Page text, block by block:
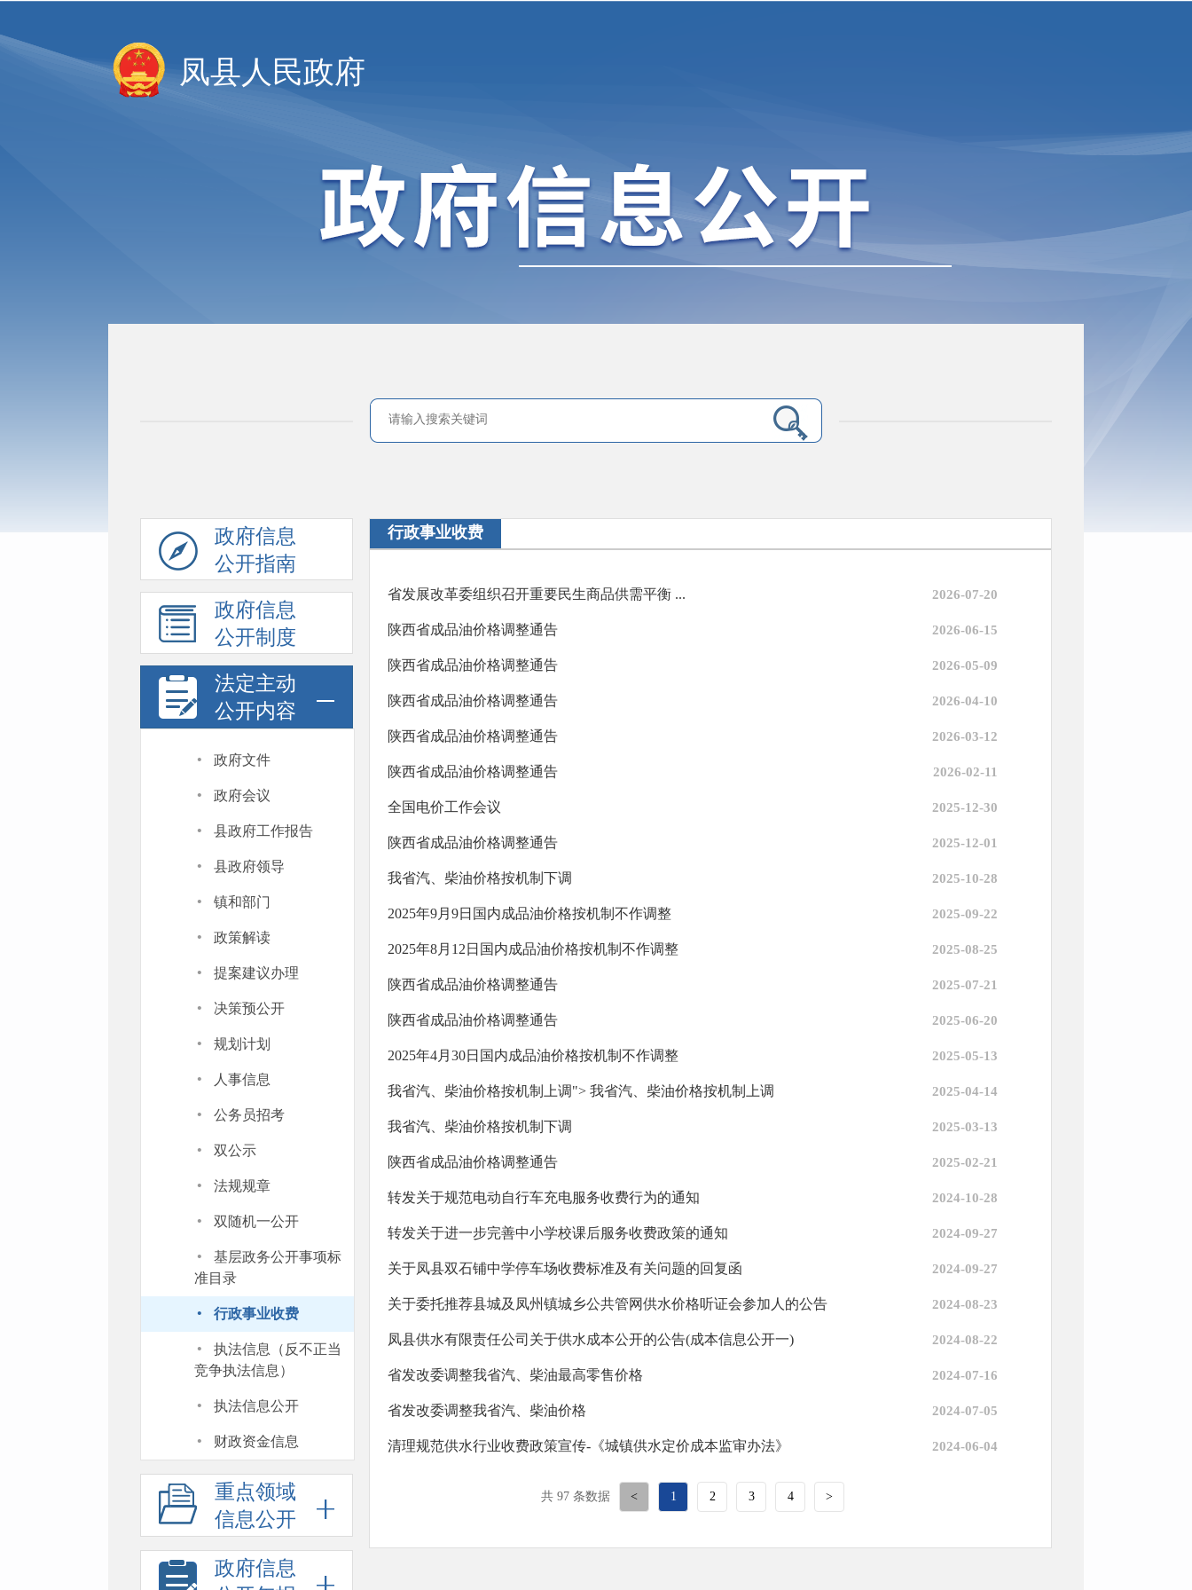
凤县人民政府
政府信息
公开指南
政府信息
公开制度
法定主动
公开内容
· 政府文件
· 政府会议
· 县政府工作报告
· 县政府领导
· 镇和部门
· 政策解读
· 提案建议办理
· 决策预公开
· 规划计划
· 人事信息
· 公务员招考
· 双公示
· 法规规章
· 双随机一公开
·
基层政务公开事项标
准目录
· 行政事业收费
·
执法信息（反不正当
竞争执法信息）
· 执法信息公开
· 财政资金信息
重点领域
信息公开
政府信息
行政事业收费
省发展改革委组织召开重要民生商品供需平衡 ... 2026-07-20
陕西省成品油价格调整通告 2026-06-15
陕西省成品油价格调整通告 2026-05-09
陕西省成品油价格调整通告 2026-04-10
陕西省成品油价格调整通告 2026-03-12
陕西省成品油价格调整通告 2026-02-11
全国电价工作会议 2025-12-30
陕西省成品油价格调整通告 2025-12-01
我省汽、柴油价格按机制下调 2025-10-28
2025年9月9日国内成品油价格按机制不作调整 2025-09-22
2025年8月12日国内成品油价格按机制不作调整 2025-08-25
陕西省成品油价格调整通告 2025-07-21
陕西省成品油价格调整通告 2025-06-20
2025年4月30日国内成品油价格按机制不作调整 2025-05-13
我省汽、柴油价格按机制上调"> 我省汽、柴油价格按机制上调 2025-04-14
我省汽、柴油价格按机制下调 2025-03-13
陕西省成品油价格调整通告 2025-02-21
转发关于规范电动自行车充电服务收费行为的通知 2024-10-28
转发关于进一步完善中小学校课后服务收费政策的通知 2024-09-27
关于凤县双石铺中学停车场收费标准及有关问题的回复函 2024-09-27
关于委托推荐县城及凤州镇城乡公共管网供水价格听证会参加人的公告 2024-08-23
凤县供水有限责任公司关于供水成本公开的公告(成本信息公开一) 2024-08-22
省发改委调整我省汽、柴油最高零售价格 2024-07-16
省发改委调整我省汽、柴油价格 2024-07-05
清理规范供水行业收费政策宣传-《城镇供水定价成本监审办法》 2024-06-04
共 97 条数据 < 1 2 3 4 >